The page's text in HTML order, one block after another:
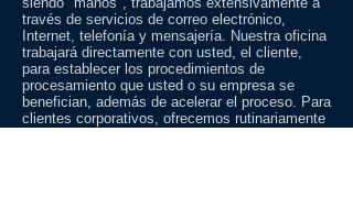
través de servicios de correo electrónico,
Internet, telefonía y mensajería. Nuestra oficina
trabajará directamente con usted, el cliente,
para establecer los procedimientos de
procesamiento que usted o su empresa se
benefician, además de acelerar el proceso. Para
clientes corporativos, ofrecemos rutinariamente